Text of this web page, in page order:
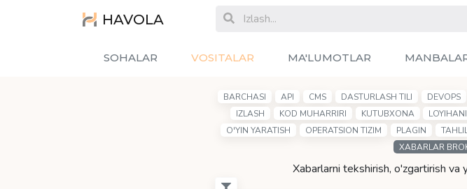
HAVOLA
SOHALAR VOSITALAR MA'LUMOTLAR
BARCHASI API CMS DASTURLASH TILI DEVOPS
IZLASH
KOD MUHARRIRI KUTUBXONA
O'YIN YARATISH
OPERATSION TIZIM PLAGIN
XABARLAR
Xabarlarni tekshirish, o'zgartirish va